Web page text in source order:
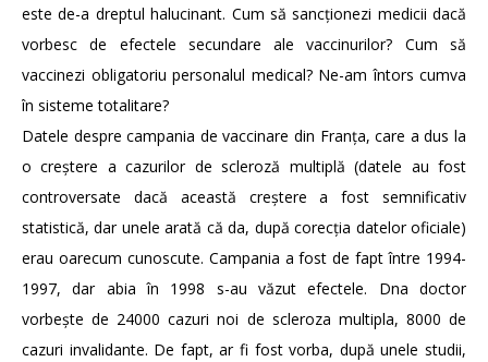
este de-a dreptul halucinant. Cum să sancționezi medicii dacă
vorbesc de efectele secundare ale vaccinurilor? Cum să
vaccinezi obligatoriu personalul medical? Ne-am întors cumva
în sisteme totalitare?
Datele despre campania de vaccinare din Franța, care a dus la
o creștere a cazurilor de scleroză multiplă (datele au fost
controversate dacă această creștere a fost semnificativ
statistică, dar unele arată că da, după corecția datelor oficiale)
erau oarecum cunoscute. Campania a fost de fapt între 1994-
1997, dar abia în 1998 s-au văzut efectele. Dna doctor
vorbește de 24000 cazuri noi de scleroza multipla, 8000 de
cazuri invalidante. De fapt, ar fi fost vorba, după unele studii,